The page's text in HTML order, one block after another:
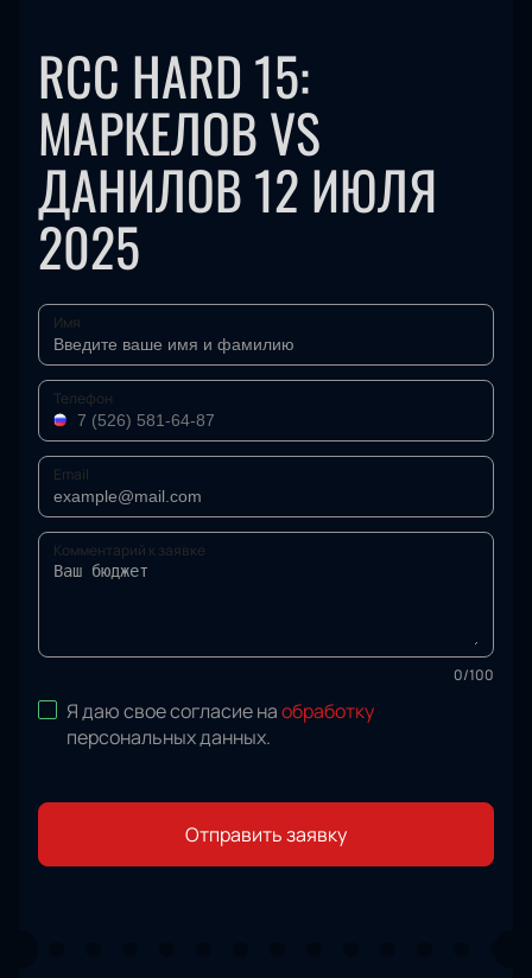
RCC HARD 15:
МАРКЕЛОВ VS
ДАНИЛОВ 12 ИЮЛЯ
2025
Имя
Телефон
Email
Комментарий к заявке
0/100
Я даю свое согласие наобработку
персональных данных.
Отправить заявку